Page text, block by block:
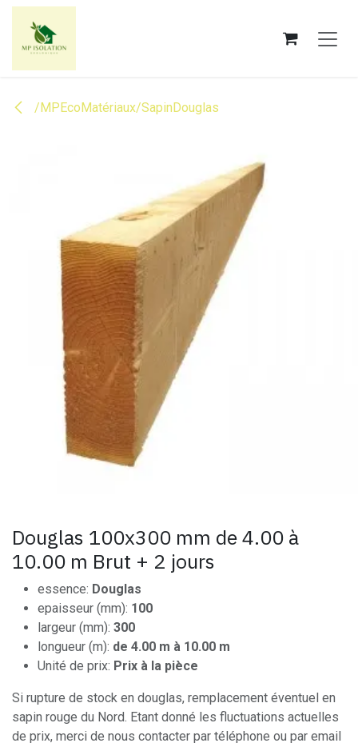
Se rendre au contenu
/MPEcoMatériaux/SapinDouglas
Douglas 100x300 mm de 4.00 à
10.00 m Brut + 2 jours
essence: Douglas
epaisseur (mm): 100
largeur (mm): 300
longueur (m): de 4.00 m à 10.00 m
Unité de prix: Prix à la pièce
Si rupture de stock en douglas, remplacement éventuel en
sapin rouge du Nord. Etant donné les fluctuations actuelles
de prix, merci de nous contacter par téléphone ou par email